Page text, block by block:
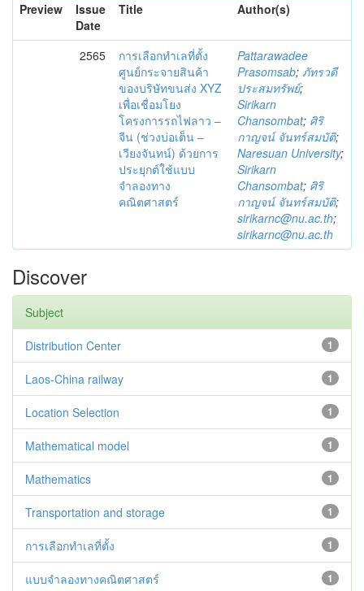
Preview
Issue
Date
Title Author(s)
2565
การเลือกทำเลที่ตั้ง
ศูนย์กระจายสินค้า
ของบริษัทขนส่ง XYZ
เพื่อเชื่อมโยง
โครงการรถไฟลาว –
จีน (ช่วงบ่อเต็น –
เวียงจันทน์) ด้วยการ
ประยุกต์ใช้แบบ
จำลองทาง
คณิตศาสตร์
Pattarawadee
Prasomsab; ภัทรวดี
ประสมทรัพย์;
Sirikarn
Chansombat; ศิริ
กาญจน์ จันทร์สมบัติ;
Naresuan University;
Sirikarn
Chansombat; ศิริ
กาญจน์ จันทร์สมบัติ;
sirikarnc@nu.ac.th;
sirikarnc@nu.ac.th
Discover
Subject
1
Distribution Center
1
Laos-China railway
1
Location Selection
1
Mathematical model
1
Mathematics
1
Transportation and storage
1
การเลือกทำเลที่ตั้ง
1
แบบจำลองทางคณิตศาสตร์